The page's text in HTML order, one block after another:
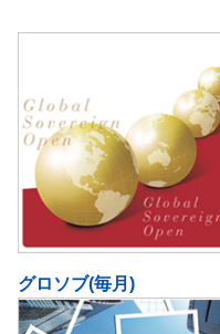
グロソブ(毎月)